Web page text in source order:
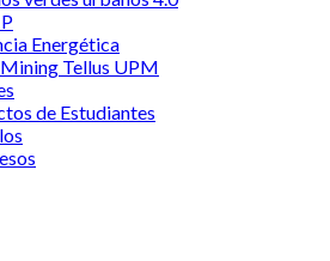
Energética
Tellus UPM
de Estudiantes